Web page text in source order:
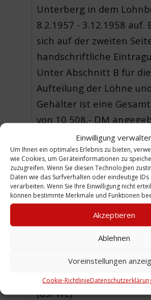
Einwilligung
Um Ihnen ein optimales Erlebnis zu bieten,
wie Cookies, um Geräteinformationen zu
zuzugreifen. Wenn Sie diesen Technologien
Daten wie das Surfverhalten oder eindeutige
verarbeiten. Wenn Sie Ihre Einwilligung nicht
können bestimmte Merkmale und Funktionen
Akzeptieren
Ablehnen
Voreinstellungen
Cookie-Richtlinie
Unterberg in dem
8.2.1957 - 3.12.1958 auf.
sich auf der zweiten
handschriftliche
Unter Abschnitt B für die
Aufteilung der Löhne
Gehälter ist eine
von 10 508,- DM
eine Autotaxe.
Die Angaben zum
und zur gefahrtariflichen
Neueinstufung des
mussten bis zum
die Bezirksverwaltung der
Berufsgenossenschaft für
(ds/ WE)